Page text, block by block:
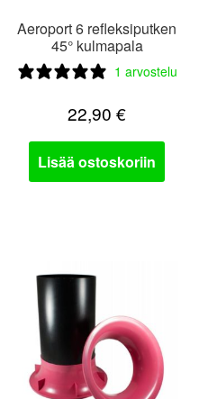
Aeroport 6 refleksiputken
45° kulmapala
1 arvostelu
22,90€
Lisää ostoskoriin